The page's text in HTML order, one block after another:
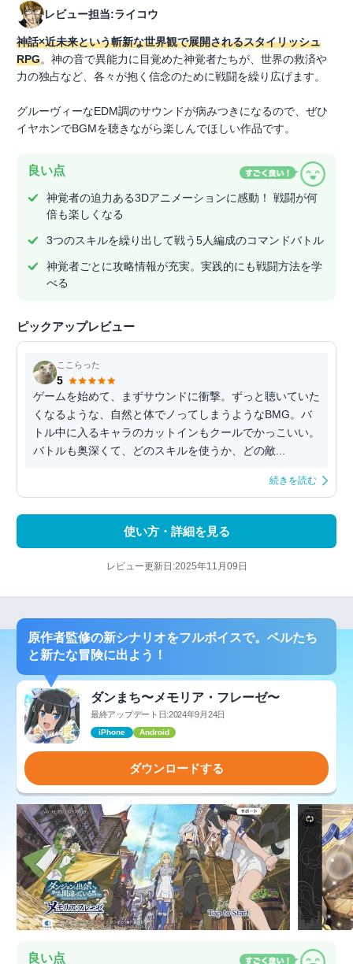
レビュー担当:ライコウ
神話×近未来という斬新な世界観で展開されるスタイリッシュ
RPG。神の音で異能力に目覚めた神覚者たちが、世界の救済や
力の独占など、各々が抱く信念のために戦闘を繰り広げます。
グルーヴィーなEDM調のサウンドが病みつきになるので、ぜひ
イヤホンでBGMを聴きながら楽しんでほしい作品です。
良い点
神覚者の迫力ある3Dアニメーションに感動！ 戦闘が何
倍も楽しくなる
3つのスキルを繰り出して戦う5人編成のコマンドバトル
神覚者ごとに攻略情報が充実。実践的にも戦闘方法を学
べる
ピックアップレビュー
ここらった
5
ゲームを始めて、まずサウンドに衝撃。ずっと聴いていた
くなるような、自然と体でノってしまうようなBMG。バ
トル中に入るキャラのカットインもクールでかっこいい。
バトルも奥深くて、どのスキルを使うか、どの敵...
続きを読む
使い方・詳細を見る
レビュー更新日:2025年11月09日
原作者監修の新シナリオをフルボイスで。ベルたち
と新たな冒険に出よう！
ダンまち〜メモリア・フレーゼ〜
最終アップデート日:2024年9月24日
iPhone Android
ダウンロードする
良い点